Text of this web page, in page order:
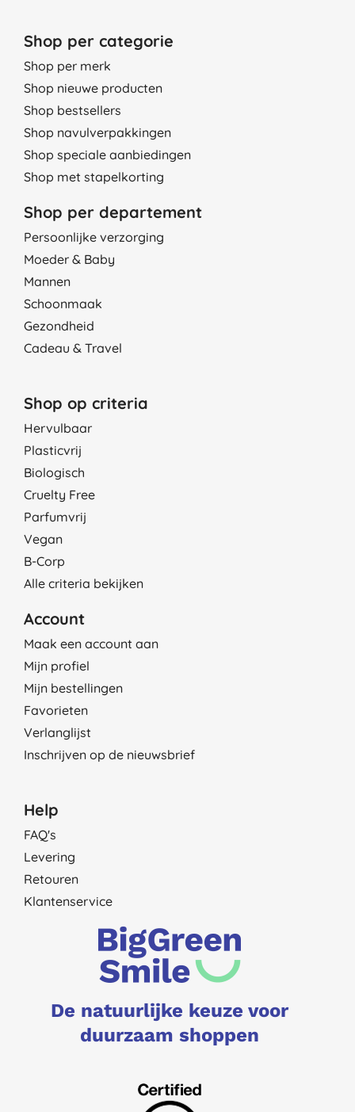
Shop per categorie
Shop per merk
Shop nieuwe producten
Shop bestsellers
Shop navulverpakkingen
Shop speciale aanbiedingen
Shop met stapelkorting
Shop per departement
Persoonlijke verzorging
Moeder & Baby
Mannen
Schoonmaak
Gezondheid
Cadeau & Travel
Shop op criteria
Hervulbaar
Plasticvrij
Biologisch
Cruelty Free
Parfumvrij
Vegan
B-Corp
Alle criteria bekijken
Account
Maak een account aan
Mijn profiel
Mijn bestellingen
Favorieten
Verlanglijst
Inschrijven op de nieuwsbrief
Help
FAQ's
Levering
Retouren
Klantenservice
De natuurlijke keuze voor
duurzaam shoppen